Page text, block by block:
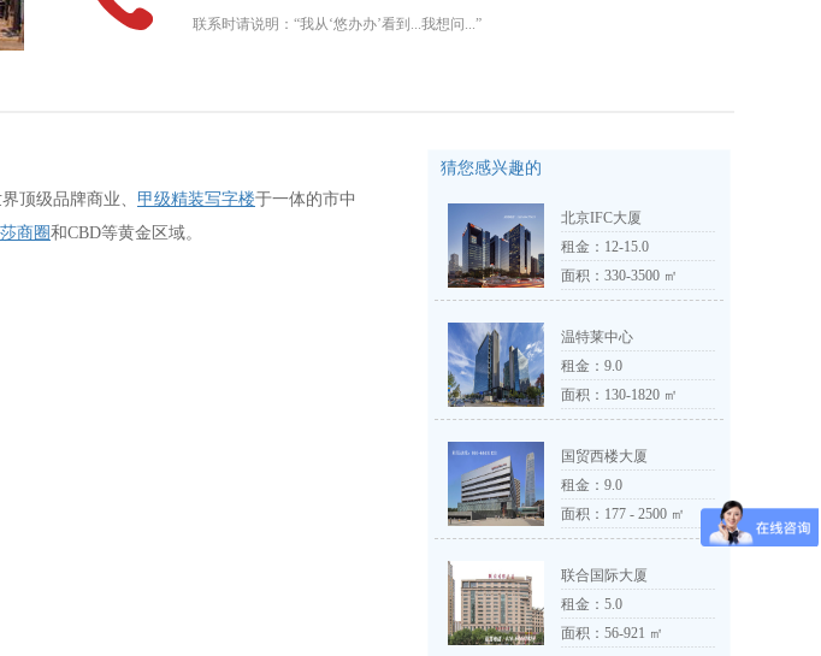
联系时请说明：“我从‘悠办办’看到...我想问...”
顶级品牌商业、 甲级精装写字楼于一体的市中
商圈和CBD等黄金区域。
猜您感兴趣的
北京IFC大厦
租金： 12-15.0
面积：330-3500 ㎡
温特莱中心
租金： 9.0
面积：130-1820 ㎡
国贸西楼大厦
租金： 9.0
面积：177 - 2500 ㎡
联合国际大厦
租金： 5.0
面积：56-921 ㎡